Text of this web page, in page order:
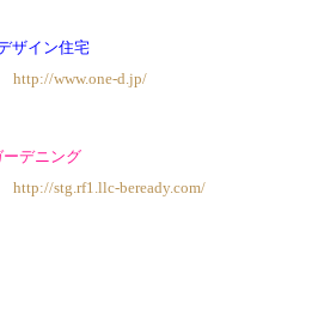
ザイン住宅
http://www.one-d.jp/
ーデニング
http://stg.rf1.llc-beready.com/